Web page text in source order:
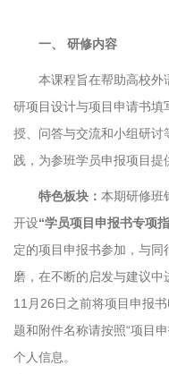
一、 研修内容
本课程旨在帮助高校外
研项目设计与项目申请书
授、问答与交流和小组研讨
践，为参班学员申报项目提
特色板块： 本期研修班
开设“学员项目申报书专项
定的项目申报书参加，与
磨，在不断的启发与建议
11月26日之前将项目申报
题和附件名称请按照“项目
个人信息。